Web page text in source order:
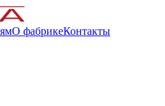
О фабрикеКонтакты